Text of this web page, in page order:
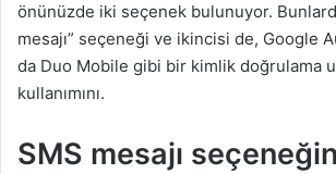
önünüzde iki seçenek bulunuyor.
mesajı” seçeneği ve ikincisi de, Google
da Duo Mobile gibi bir kimlik doğrulama
kullanımını.
SMS mesajı